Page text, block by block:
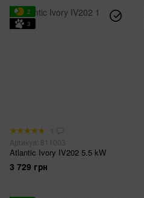
2
3
1
Артикул: 811003
Atlantic Ivory IV202 5.5 kW
3 729 грн